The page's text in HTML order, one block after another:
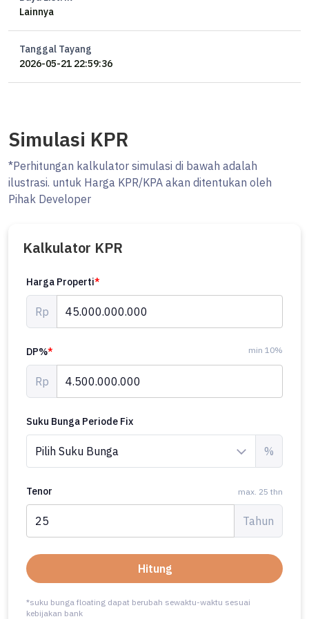
Lainnya
Tanggal Tayang
2026-05-21 22:59:36
Simulasi KPR
*Perhitungan kalkulator simulasi di bawah adalah
ilustrasi. untuk Harga KPR/KPA akan ditentukan oleh
Pihak Developer
Kalkulator KPR
Harga Properti*
Rp
DP%* min 10%
Rp
Suku Bunga Periode Fix
%
Tenor max. 25 thn
Tahun
Hitung
*suku bunga floating dapat berubah sewaktu-waktu sesuai
kebijakan bank